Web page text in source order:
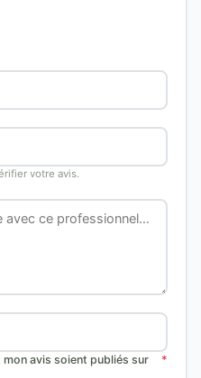
votre avis.
avis soient publiés sur
*